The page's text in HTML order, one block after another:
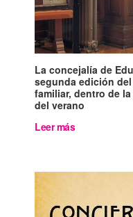
La concejalía de
segunda edición
familiar, dentro de
del verano
Leer más